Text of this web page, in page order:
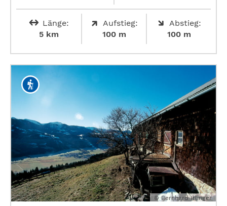
Länge:
5 km
Aufstieg:
100 m
Abstieg:
100 m
© Bernhard Irlinger